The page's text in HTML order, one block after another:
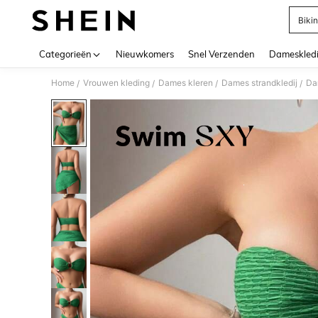
Categorieën Nieuwkomers Snel Verzenden
Home / Vrouwen kleding / Dames kleren / Dames strandkledij /